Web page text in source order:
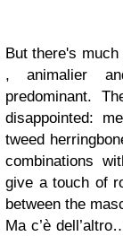
But there's
, animalier
predominant.
disappointed:
tweed
combinations
give a touch of
between the
Ma c’è